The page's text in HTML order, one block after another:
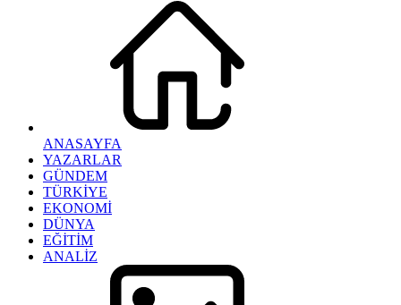
ANASAYFA
YAZARLAR
GÜNDEM
TÜRKİYE
EKONOMİ
DÜNYA
EĞİTİM
ANALİZ